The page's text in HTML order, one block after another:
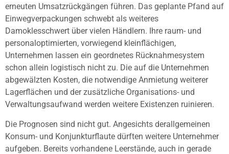
erneuten Umsatzrückgängen führen. Das geplante Pfand auf
Einwegverpackungen schwebt als weiteres
Damoklesschwert über vielen Händlern. Ihre raum- und
personaloptimierten, vorwiegend kleinflächigen,
Unternehmen lassen ein geordnetes Rücknahmesystem
schon allein logistisch nicht zu. Die auf die Unternehmen
abgewälzten Kosten, die notwendige Anmietung weiterer
Lagerflächen und der zusätzliche Organisations- und
Verwaltungsaufwand werden weitere Existenzen ruinieren.
Die Prognosen sind nicht gut. Angesichts derallgemeinen
Konsum- und Konjunkturflaute dürften weitere Unternehmer
aufgeben. Bereits vorhandene Leerstände, auch in gerade